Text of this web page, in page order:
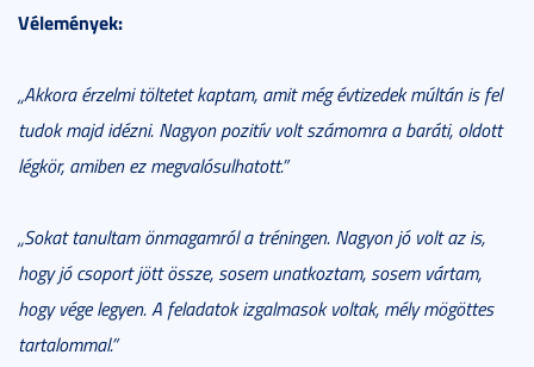
Vélemények:
„Akkora érzelmi töltetet kaptam, amit még évtizedek múltán is fel
tudok majd idézni. Nagyon pozitív volt számomra a baráti, oldott
légkör, amiben ez megvalósulhatott.”
„Sokat tanultam önmagamról a tréningen. Nagyon jó volt az is,
hogy jó csoport jött össze, sosem unatkoztam, sosem vártam,
hogy vége legyen. A feladatok izgalmasok voltak, mély mögöttes
tartalommal.”